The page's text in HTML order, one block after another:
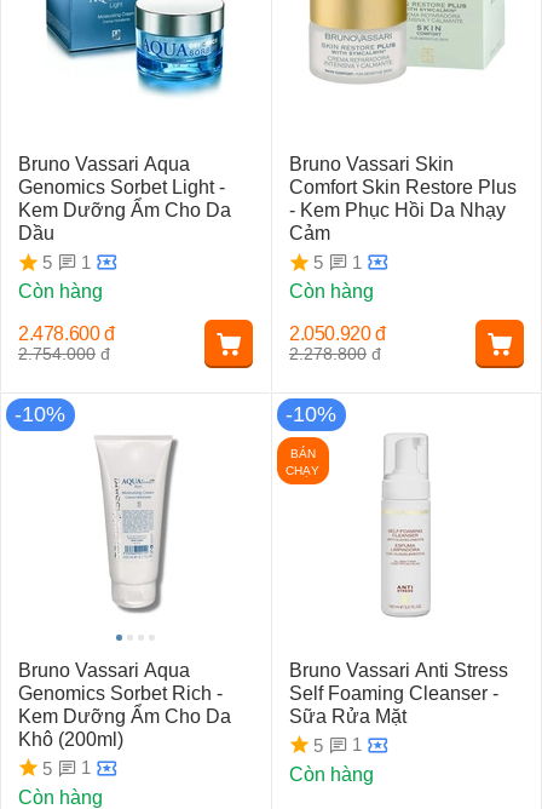
Bruno Vassari Aqua
Genomics Sorbet Light -
Kem Dưỡng Ẩm Cho Da
Dầu
5
1
Còn hàng
2.754.000 đ
2.478.600 đ
Bruno Vassari Skin
Comfort Skin Restore Plus
- Kem Phục Hồi Da Nhạy
Cảm
5
1
Còn hàng
2.278.800 đ
2.050.920 đ
-10%
Bruno Vassari Aqua
Genomics Sorbet Rich -
Kem Dưỡng Ẩm Cho Da
Khô (200ml)
5
1
Còn hàng
-10%
BÁN
CHẠY
Bruno Vassari Anti Stress
Self Foaming Cleanser -
Sữa Rửa Mặt
5
1
Còn hàng